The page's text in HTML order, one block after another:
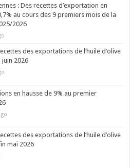
: Des recettes d’exportation en
au cours des 9 premiers mois de la
2026
des exportations de l’huile d’olive
juin 2026
en hausse de 9% au premier
des exportations de l’huile d’olive
mai 2026